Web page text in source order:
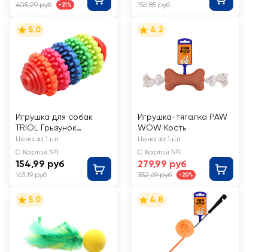
405,29 руб -21% 156,85 руб
5.0
Игрушка для собак
TRIOL Грызунок
разноцветный 90мм
Цена за 1 шт
С Картой №1
154,99 руб
163,19 руб
4.2
Игрушка-тягалка PAW
WOW Кость
Цена за 1 шт
С Картой №1
279,99 руб
352,69 руб -20%
5.0 4.8